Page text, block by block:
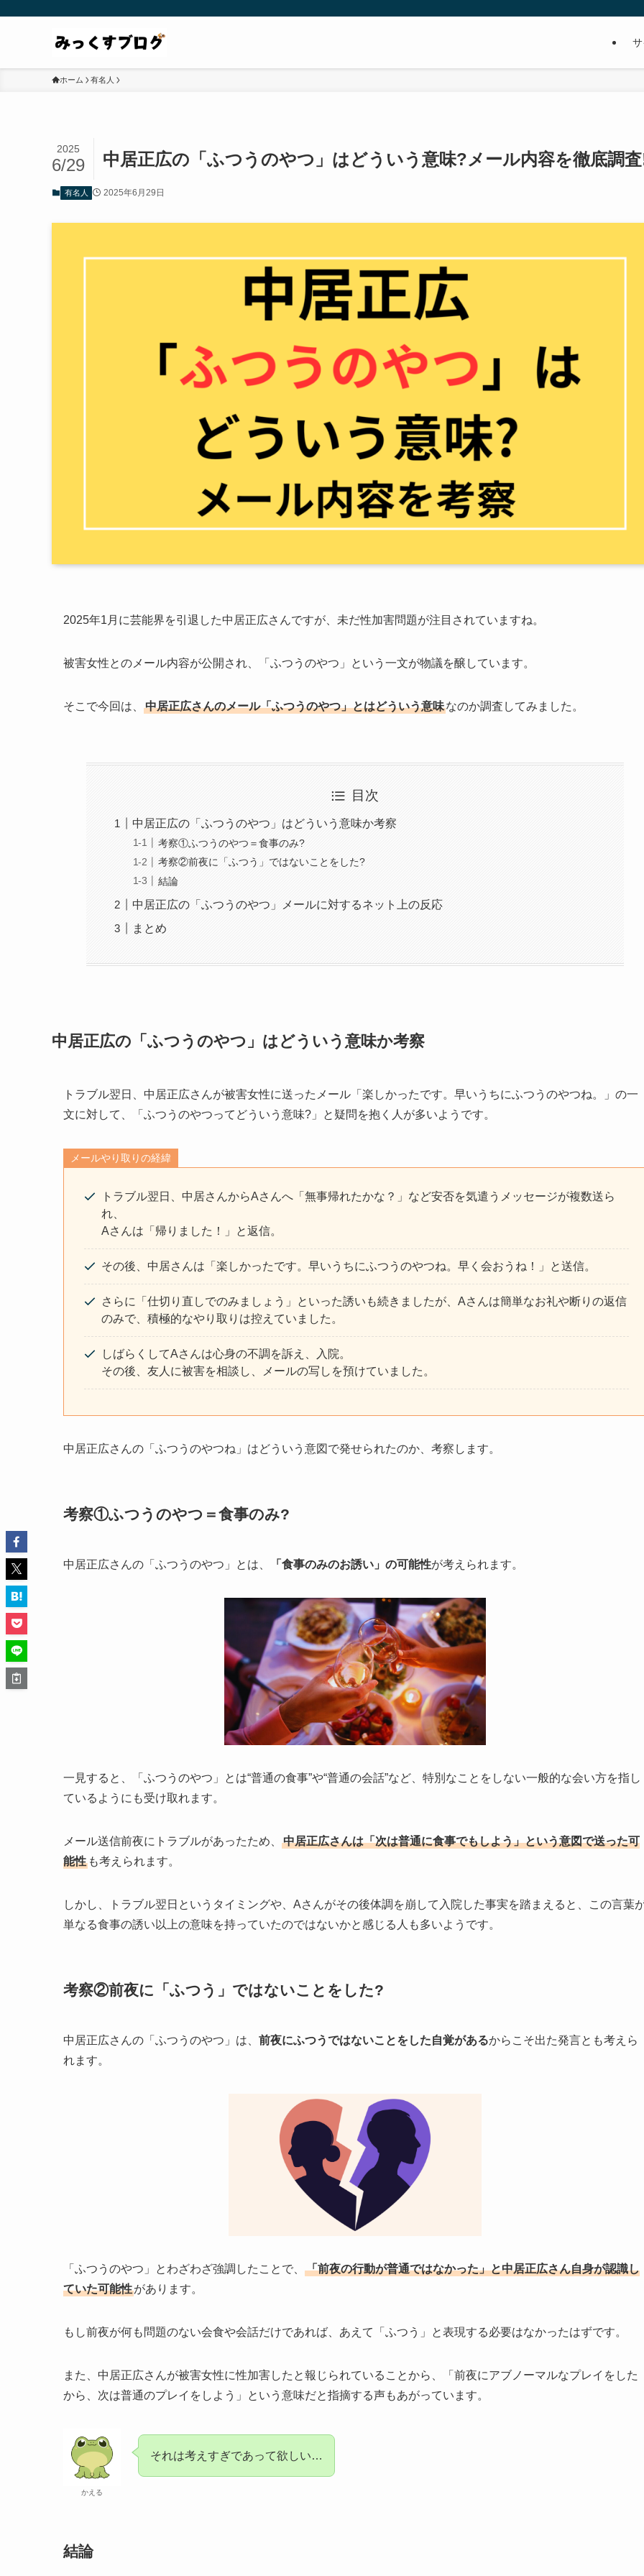
ホーム 有名人
中居正広の「ふつうのやつ」はどういう意味?メール内容を徹底調
2025
6/29
有名人 2025年6月29日
2025年1月に芸能界を引退した中居正広さんですが、未だ性加害問題が注目されていますね。
被害女性とのメール内容が公開され、「ふつうのやつ」という一文が物議を醸しています。
そこで今回は、 中居正広さんのメール「ふつうのやつ」とはどういう意味なのか調査してみました。
目次
中居正広の「ふつうのやつ」はどういう意味か考察
考察①ふつうのやつ＝食事のみ?
考察②前夜に「ふつう」ではないことをした?
結論
中居正広の「ふつうのやつ」メールに対するネット上の反応
まとめ
中居正広の「ふつうのやつ」はどういう意味か考察
トラブル翌日、中居正広さんが被害女性に送ったメール「楽しかったです。早いうちにふつうのやつね。」の一
文に対して、「ふつうのやつってどういう意味?」と疑問を抱く人が多いようです。
メールやり取りの経緯
トラブル翌日、中居さんからAさんへ「無事帰れたかな？」など安否を気遣うメッセージが複数送ら
れ、
Aさんは「帰りました！」と返信。
その後、中居さんは「楽しかったです。早いうちにふつうのやつね。早く会おうね！」と送信。
さらに「仕切り直しでのみましょう」といった誘いも続きましたが、Aさんは簡単なお礼や断りの返信
のみで、積極的なやり取りは控えていました。
しばらくしてAさんは心身の不調を訴え、入院。
その後、友人に被害を相談し、メールの写しを預けていました。
中居正広さんの「ふつうのやつね」はどういう意図で発せられたのか、考察します。
考察①ふつうのやつ＝食事のみ?
中居正広さんの「ふつうのやつ」とは、 「食事のみのお誘い」の可能性が考えられます。
一見すると、「ふつうのやつ」とは“普通の食事”や“普通の会話”など、特別なことをしない一般的な会い方を指し
ているようにも受け取れます。
メール送信前夜にトラブルがあったため、
中居正広さんは「次は普通に食事でもしよう」という意図で送った可
能性 も考えられます。
しかし、トラブル翌日というタイミングや、Aさんがその後体調を崩して入院した事実を踏まえると、この言葉
単なる食事の誘い以上の意味を持っていたのではないかと感じる人も多いようです。
考察②前夜に「ふつう」ではないことをした?
中居正広さんの「ふつうのやつ」は、 前夜にふつうではないことをした自覚があるからこそ出た発言とも考えら
れます。
「ふつうのやつ」とわざわざ強調したことで、
「前夜の行動が普通ではなかった」と中居正広さん自身が認識し
ていた可能性があります。
もし前夜が何も問題のない会食や会話だけであれば、あえて「ふつう」と表現する必要はなかったはずです。
また、中居正広さんが被害女性に性加害したと報じられていることから、「前夜にアブノーマルなプレイをした
から、次は普通のプレイをしよう」という意味だと指摘する声もあがっています。
かえる
それは考えすぎであって欲しい…
結論